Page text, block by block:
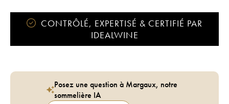
CONTRÔLÉ, EXPERTISÉ & CERTIFIÉ PAR
IDEALWINE
Posez une question à Margaux, notre
sommelière IA